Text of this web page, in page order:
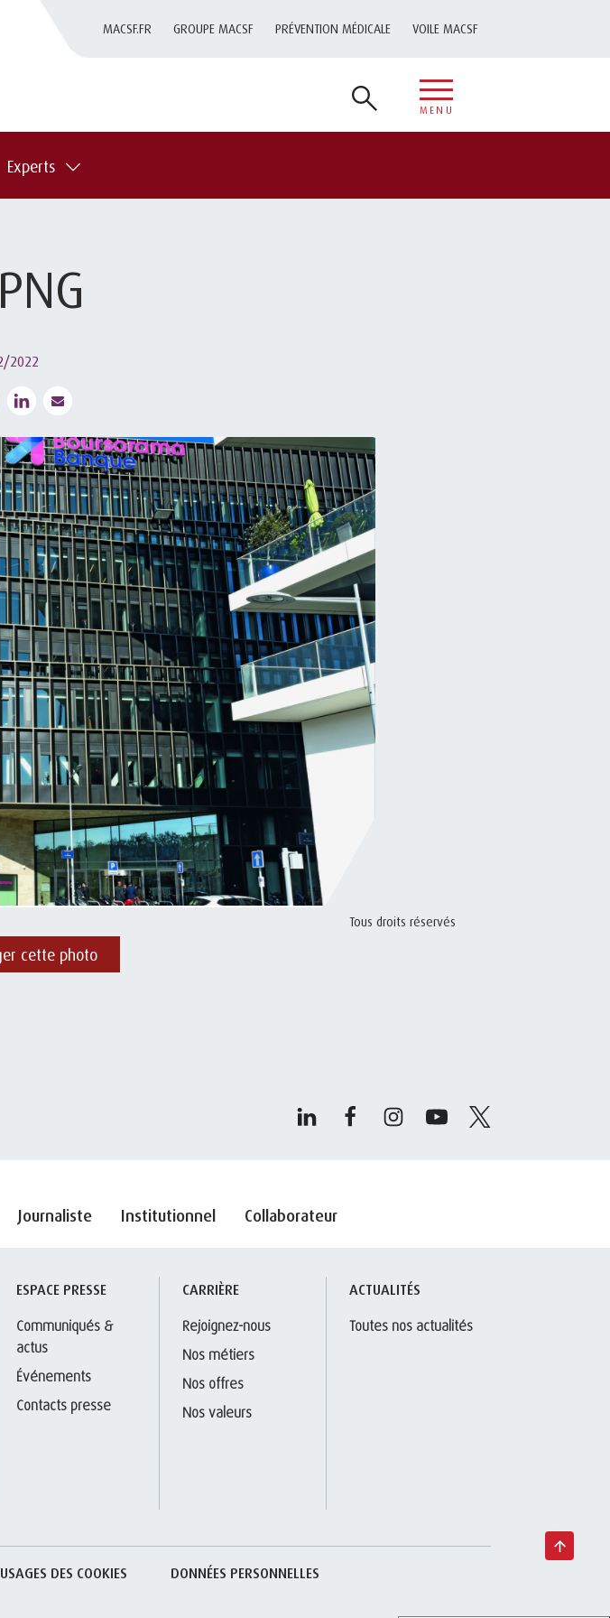
MACSF.FR GROUPE MACSF PRÉVENTION MÉDICALE VOILE MACSF
MENU
Experts
2022
Tous droits réservés
cette photo
Journaliste Institutionnel Collaborateur
ESPACE PRESSE
Communiqués &
actus
Événements
Contacts presse
CARRIÈRE
Rejoignez-nous
Nos métiers
Nos offres
Nos valeurs
ACTUALITÉS
Toutes nos actualités
USAGES DES COOKIES DONNÉES PERSONNELLES